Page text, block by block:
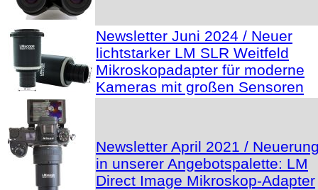
Newsletter Juni 2024 / Neuer
lichtstarker LM SLR Weitfeld
Mikroskopadapter für moderne
Kameras mit großen Sensoren
Newsletter April 2021 /
in unserer Angebotspalette: LM
Direct Image Mikroskop-Adapter